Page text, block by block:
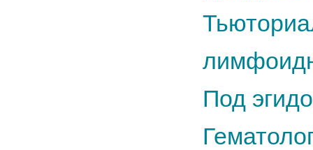
Под